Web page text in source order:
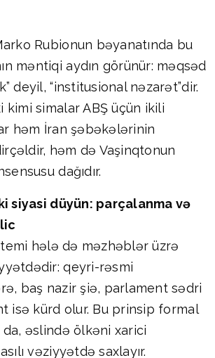
Rubionun bəyanatında bu
məntiqi aydın görünür: məqsəd
deyil, “institusional nəzarət”dir.
kimi simalar ABŞ üçün ikili
həm İran şəbəkələrinin
həm də Vaşinqtonun
dağıdır.
siyasi düyün: parçalanma və
hələ də məzhəblər üzrə
qeyri-rəsmi
baş nazir şiə, parlament sədri
isə kürd olur. Bu prinsip formal
əslində ölkəni xarici
vəziyyətdə saxlayır.